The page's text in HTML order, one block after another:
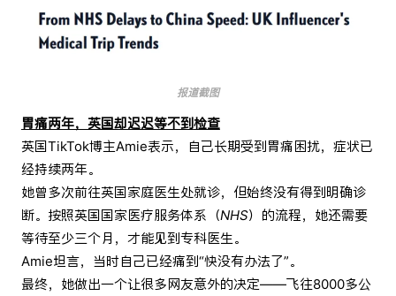
报道截图
胃痛两年，英国却迟迟等不到检查
英国TikTok博主Amie表示，自己长期受到胃痛困扰，症状已
经持续两年。
她曾多次前往英国家庭医生处就诊，但始终没有得到明确诊
断。按照英国国家医疗服务体系（NHS）的流程，她还需要
等待至少三个月，才能见到专科医生。
Amie坦言，当时自己已经痛到“快没有办法了”。
最终，她做出一个让很多网友意外的决定——飞往8000多公